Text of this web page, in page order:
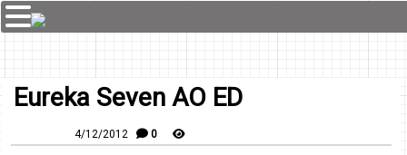
Eureka Seven AO ED
4/12/2012 0